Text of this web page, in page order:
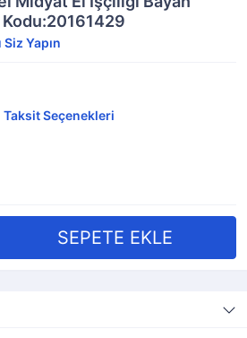
Yapın
Taksit Seçenekleri